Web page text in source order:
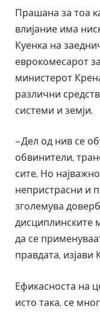
Прашана за тоа
влијание има
Куенка на
еврокомесарот
министерот
различни
системи и земји.
– Дел од нив се
обвинители,
сите. Но
непристрасни и
зголемува
дисциплинските
да се
правдата, изјави
Ефикасноста на
исто така, се